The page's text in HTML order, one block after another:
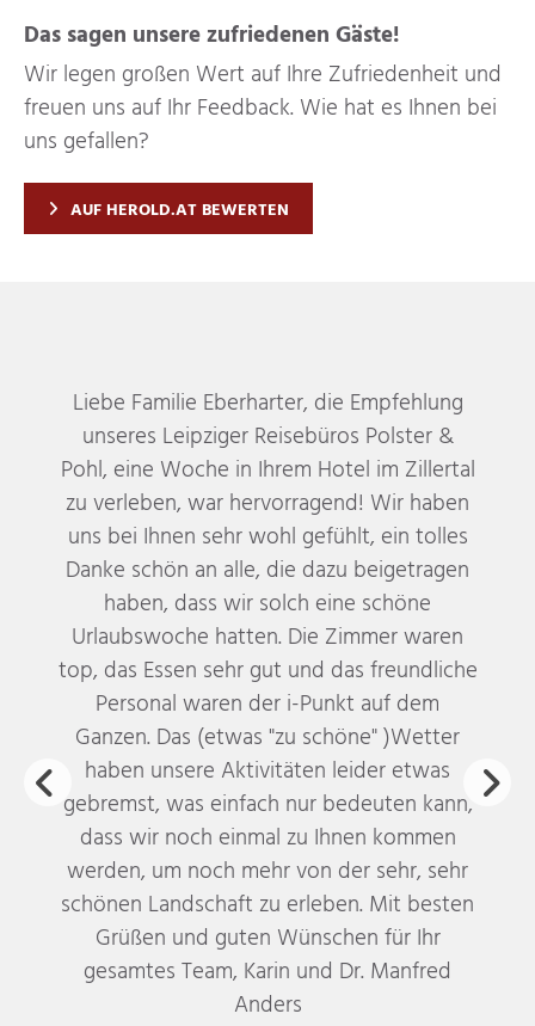
Das sagen unsere zufriedenen Gäste!
Wir legen großen Wert auf Ihre Zufriedenheit und
freuen uns auf Ihr Feedback. Wie hat es Ihnen bei
uns gefallen?
AUF HEROLD.AT BEWERTEN
Liebe Familie Eberharter, die Empfehlung
unseres Leipziger Reisebüros Polster &
Pohl, eine Woche in Ihrem Hotel im Zillertal
zu verleben, war hervorragend! Wir haben
uns bei Ihnen sehr wohl gefühlt, ein tolles
Danke schön an alle, die dazu beigetragen
haben, dass wir solch eine schöne
Urlaubswoche hatten. Die Zimmer waren
top, das Essen sehr gut und das freundliche
Personal waren der i-Punkt auf dem
Ganzen. Das (etwas "zu schöne" )Wetter
haben unsere Aktivitäten leider etwas
gebremst, was einfach nur bedeuten kann,
dass wir noch einmal zu Ihnen kommen
werden, um noch mehr von der sehr, sehr
schönen Landschaft zu erleben. Mit besten
Grüßen und guten Wünschen für Ihr
gesamtes Team, Karin und Dr. Manfred
Anders